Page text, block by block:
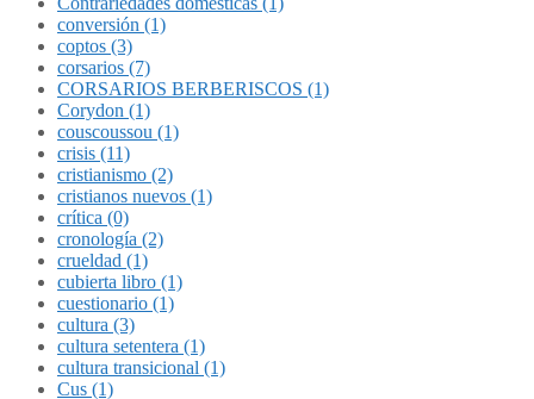
conversión (1)
coptos (3)
corsarios (7)
CORSARIOS BERBERISCOS (1)
Corydon (1)
couscoussou (1)
crisis (11)
cristianismo (2)
cristianos nuevos (1)
crítica (0)
cronología (2)
crueldad (1)
cubierta libro (1)
cuestionario (1)
cultura (3)
cultura setentera (1)
cultura transicional (1)
Cus (1)